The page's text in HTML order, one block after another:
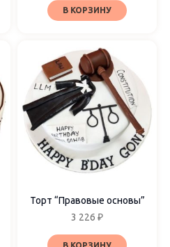
В КОРЗИНУ
Торт “Правовые основы”
3 226 ₽
В КОРЗИНУ